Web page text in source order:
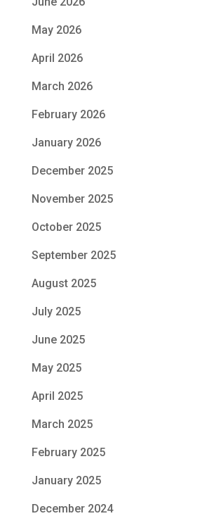
May 2026
April 2026
March 2026
February 2026
January 2026
December 2025
November 2025
October 2025
September 2025
August 2025
July 2025
June 2025
May 2025
April 2025
March 2025
February 2025
January 2025
December 2024